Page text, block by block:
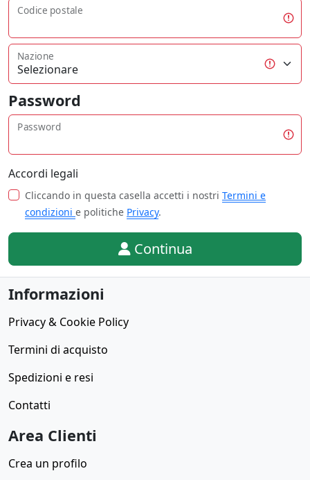
Codice postale
Nazione
Password
Password
Accordi legali
Cliccando in questa casella accetti i nostri Termini e
condizioni e politiche Privacy.
Continua
Informazioni
Privacy & Cookie Policy
Termini di acquisto
Spedizioni e resi
Contatti
Area Clienti
Crea un profilo